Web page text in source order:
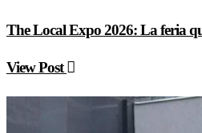
The Local Expo 2026: La feria
View Post